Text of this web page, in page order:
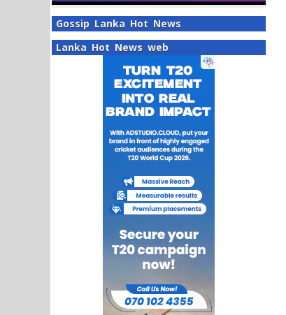
Gossip Lanka Hot News
Lanka Hot News web